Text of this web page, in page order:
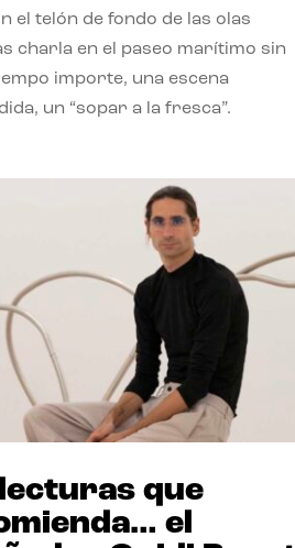
el telón de fondo de las olas
charla en el paseo marítimo sin
importe, una escena
un “sopar a la fresca”.
que
el